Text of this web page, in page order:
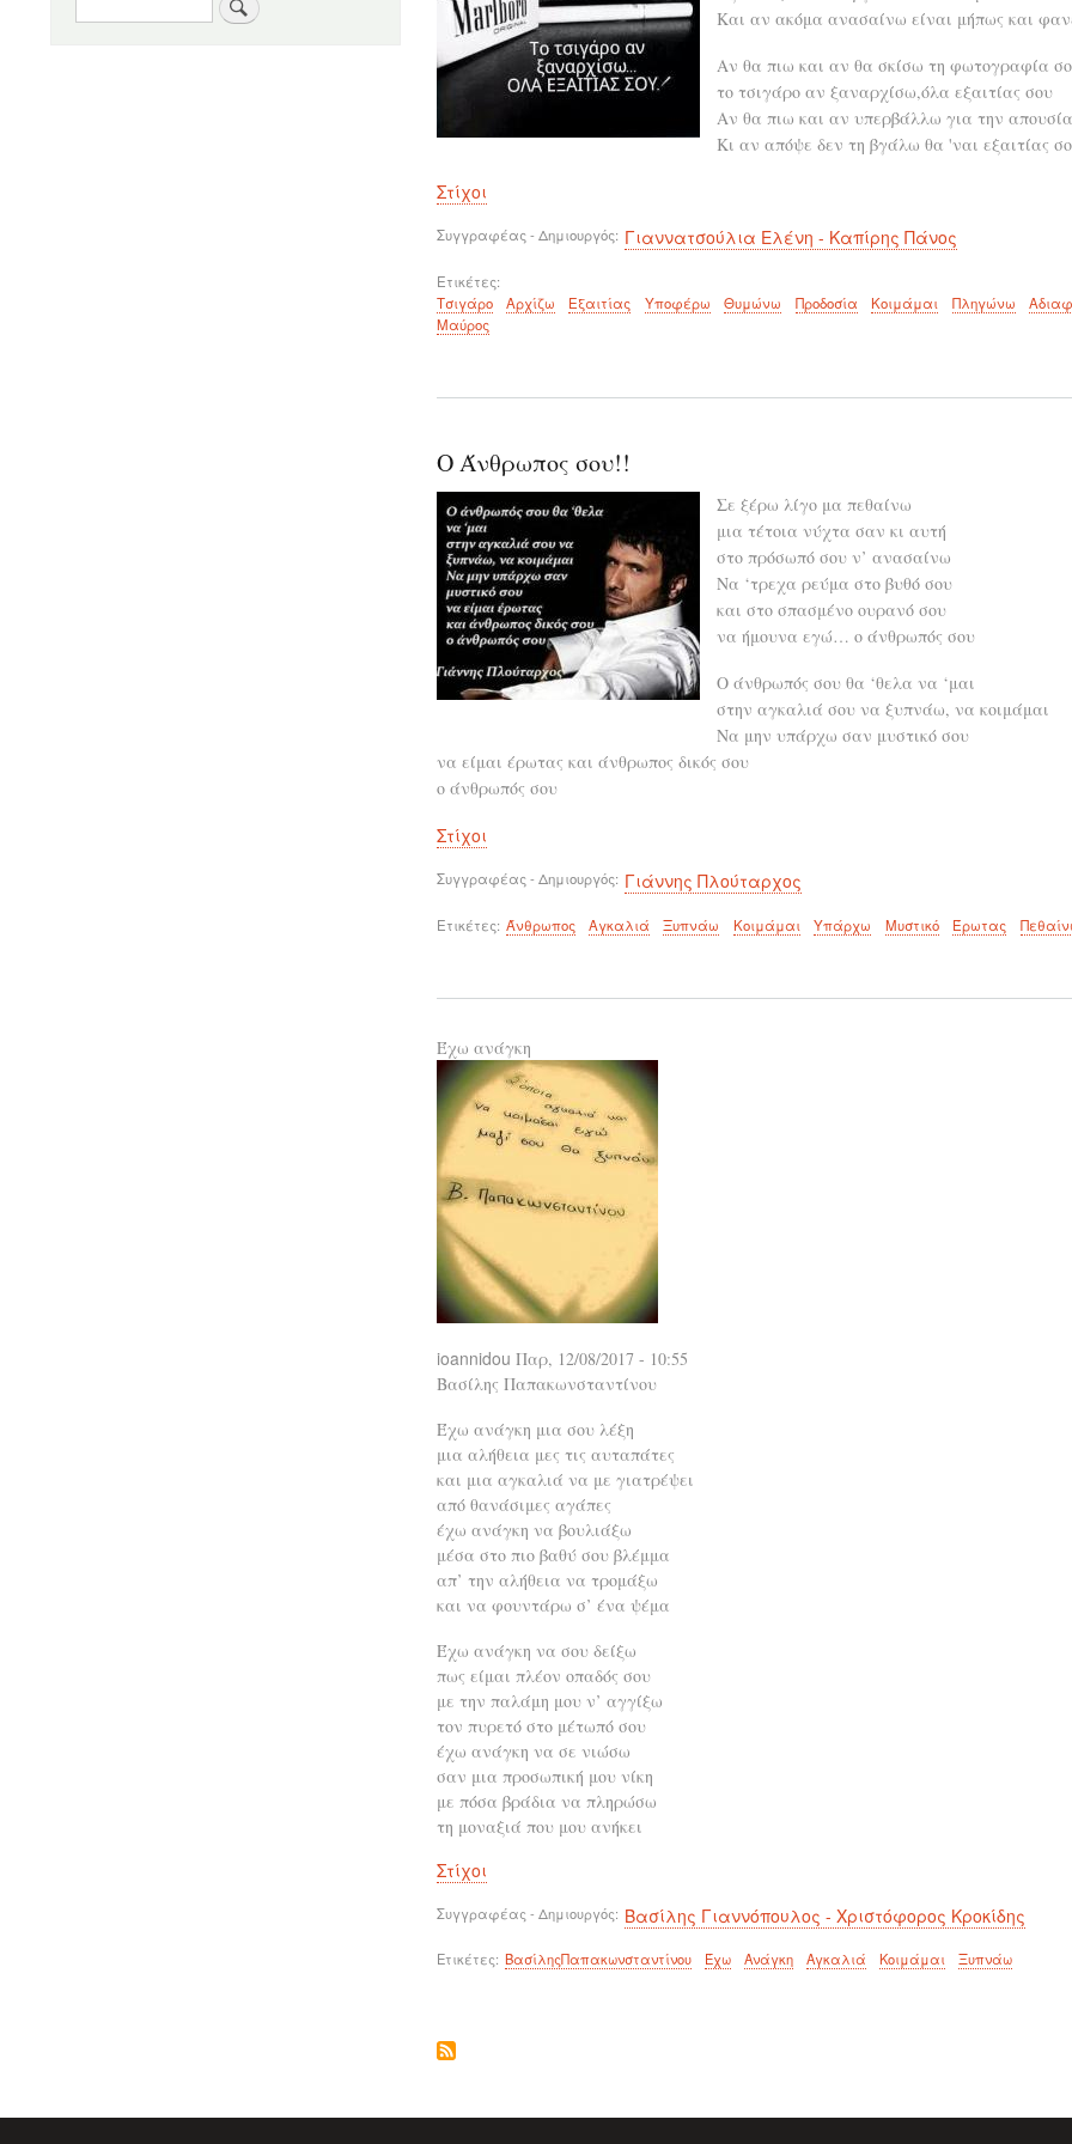
Και αν ακόμα ανασαίνω είναι μήπως και
Αν θα πιω και αν θα σκίσω τη φωτογραφία
το τσιγάρο αν ξαναρχίσω,όλα εξαιτίας σου
Αν θα πιω και αν υπερβάλλω για την
Κι αν απόψε δεν τη βγάλω θα 'ναι εξαιτίας
Στίχοι
Συγγραφέας - Δημιουργός Γιαννατσούλια Ελένη - Καπίρης Πάνος
Ετικέτες
Τσιγάρο
Αρχίζω Εξαιτίας Υποφέρω Θυμώνω Προδοσία Κοιμάμαι Πληγώνω
Μαύρος
Ο Άνθρωπος σου!!
Σε ξέρω λίγο μα πεθαίνω
μια τέτοια νύχτα σαν κι αυτή
στο πρόσωπό σου ν’ ανασαίνω
Να ‘τρεχα ρεύμα στο βυθό σου
και στο σπασμένο ουρανό σου
να ήμουνα εγώ… ο άνθρωπός σου
Ο άνθρωπός σου θα ‘θελα να ‘μαι
στην αγκαλιά σου να ξυπνάω, να κοιμάμαι
Να μην υπάρχω σαν μυστικό σου
να είμαι έρωτας και άνθρωπος δικός σου
ο άνθρωπός σου
Στίχοι
Συγγραφέας - Δημιουργός Γιάννης Πλούταρχος
Ετικέτες Άνθρωπος Αγκαλιά Ξυπνάω Κοιμάμαι Υπάρχω Μυστικό Έρωτας
Έχω ανάγκη
ioannidou Παρ, 12/08/2017 - 10:55
Βασίλης Παπακωνσταντίνου
Έχω ανάγκη μια σου λέξη
μια αλήθεια μες τις αυταπάτες
και μια αγκαλιά να με γιατρέψει
από θανάσιμες αγάπες
έχω ανάγκη να βουλιάξω
μέσα στο πιο βαθύ σου βλέμμα
απ’ την αλήθεια να τρομάξω
και να φουντάρω σ’ ένα ψέμα
Έχω ανάγκη να σου δείξω
πως είμαι πλέον οπαδός σου
με την παλάμη μου ν’ αγγίξω
τον πυρετό στο μέτωπό σου
έχω ανάγκη να σε νιώσω
σαν μια προσωπική μου νίκη
με πόσα βράδια να πληρώσω
τη μοναξιά που μου ανήκει
Στίχοι
Συγγραφέας - Δημιουργός Βασίλης Γιαννόπουλος - Χριστόφορος Κροκίδης
Ετικέτες ΒασίληςΠαπακωνσταντίνου Έχω Ανάγκη Αγκαλιά Κοιμάμαι Ξυπνάω